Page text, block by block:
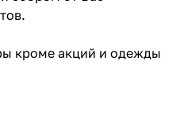
кроме акций и одежды